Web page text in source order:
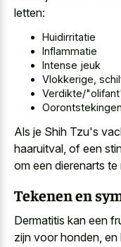
letten:
Huidirritatie
Inflammatie
Intense jeuk
Vlokkerige,
Verdikte/
Oorontstekingen
Als je Shih Tzu's
haaruitval, of een
om een dierenarts te
Tekenen en
Dermatitis kan een
zijn voor honden,